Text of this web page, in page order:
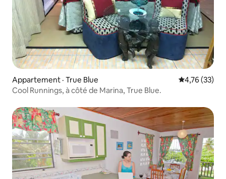
Appartement · True Blue Note
4,76 (33)
Cool Runnings, à côté de Marina, True Blue.